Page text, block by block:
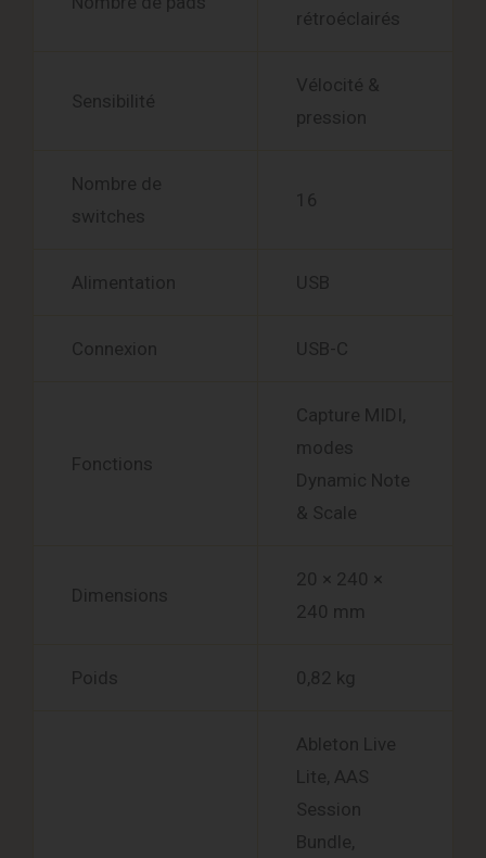
rétroéclairés
Sensibilité
Vélocité &
pression
Nombre de
switches
16
Alimentation USB
Connexion USB-C
Fonctions
Capture MIDI,
modes
Dynamic Note
& Scale
Dimensions
20 × 240 ×
240 mm
Poids 0,82 kg
Ableton Live
Lite, AAS
Session
Bundle,